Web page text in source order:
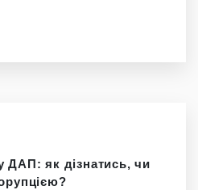
ДАП: як дізнатись, чи